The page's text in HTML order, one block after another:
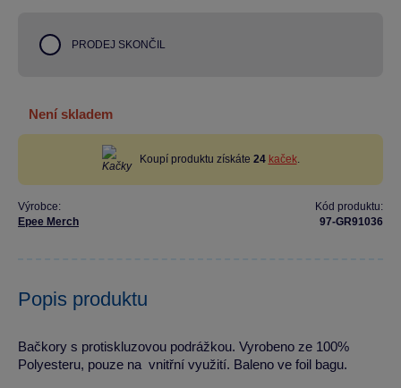
PRODEJ SKONČIL
není skladem
Koupí produktu získáte 24 kaček.
Výrobce:
Epee Merch
Kód produktu:
97-GR91036
Popis produktu
Bačkory s protiskluzovou podrážkou. Vyrobeno ze 100%
Polyesteru, pouze na vnitřní využití. Baleno ve foil bagu.